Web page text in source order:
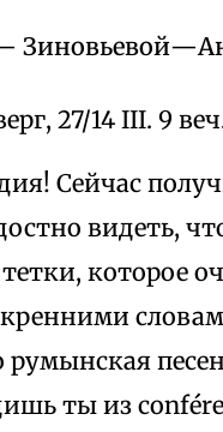
27/14 III. 9
Сейчас
видеть,
которое
румынская
ты из